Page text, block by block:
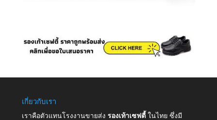
เกี่ยวกับเรา
เราคือตัวแทนโรงงานขายส่ง รองเท้าเซฟตี้ ในไทย ซึ่งมี